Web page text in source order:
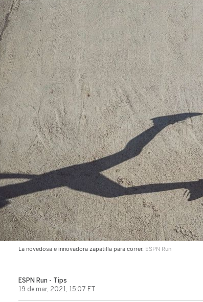
La novedosa e innovadora zapatilla para correr. ESPN Run
ESPN Run - Tips
19 de mar, 2021, 15:07 ET